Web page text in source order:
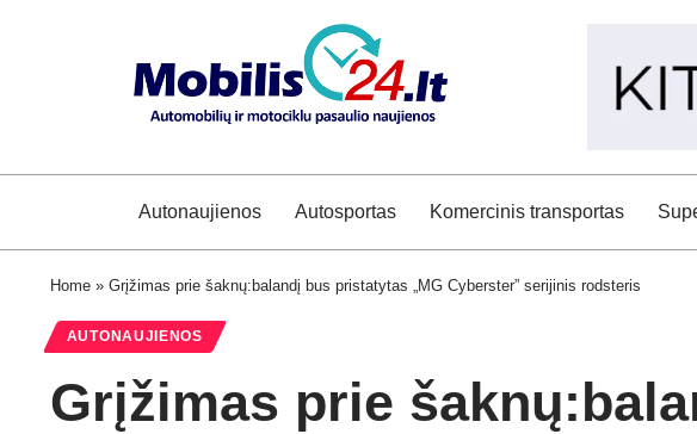
Autonaujienos Autosportas Komercinis transportas
Home » Grįžimas prie šaknų:balandį bus pristatytas „MG Cyberster” serijinis rodsteris
AUTONAUJIENOS
Grįžimas prie